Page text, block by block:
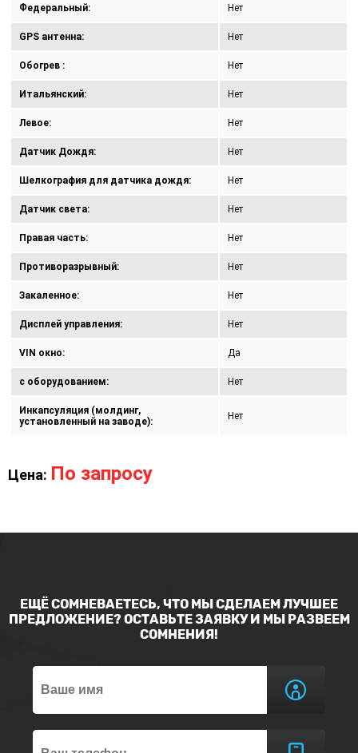
Федеральный: Нет
GPS антенна: Нет
Обогрев : Нет
Итальянский: Нет
Левое: Нет
Датчик Дождя: Нет
Шелкография для датчика дождя: Нет
Датчик света: Нет
Правая часть: Нет
Противоразрывный: Нет
Закаленное: Нет
Дисплей управления: Нет
VIN окно: Да
с оборудованием: Нет
Инкапсуляция (молдинг,
установленный на заводе):
Нет
Цена: По запросу
ЕЩЁ СОМНЕВАЕТЕСЬ, ЧТО МЫ СДЕЛАЕМ ЛУЧШЕЕ
ПРЕДЛОЖЕНИЕ? ОСТАВЬТЕ ЗАЯВКУ И МЫ РАЗВЕЕМ
СОМНЕНИЯ!